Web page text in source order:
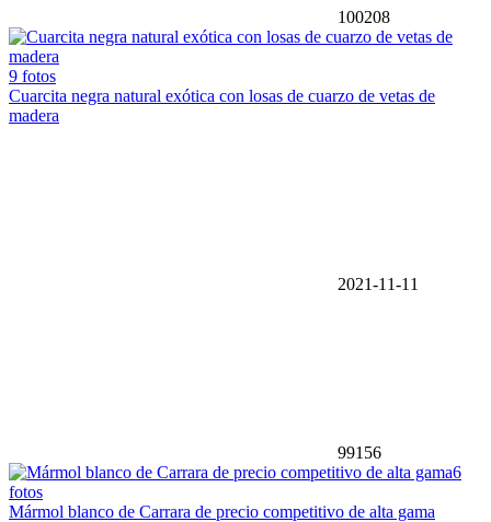
100208
9 fotos
Cuarcita negra natural exótica con losas de cuarzo de vetas de
madera
2021-11-11
99156
6
fotos
Mármol blanco de Carrara de precio competitivo de alta gama